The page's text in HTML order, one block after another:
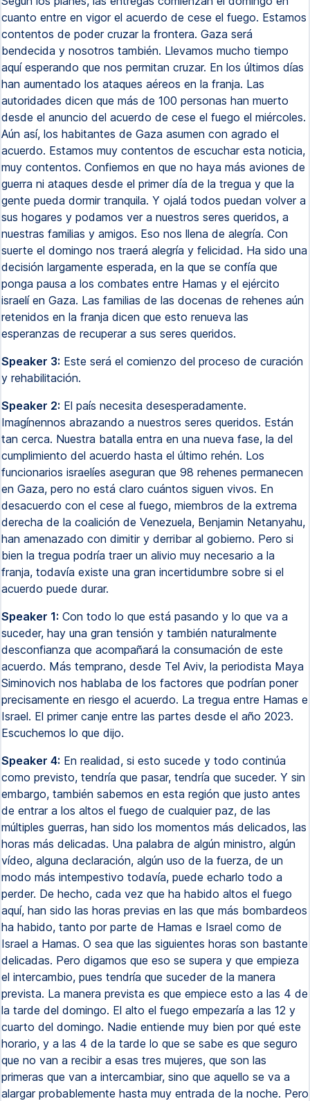
cuanto entre en vigor el acuerdo de cese el fuego. Estamos
contentos de poder cruzar la frontera. Gaza será
bendecida y nosotros también. Llevamos mucho tiempo
aquí esperando que nos permitan cruzar. En los últimos días
han aumentado los ataques aéreos en la franja. Las
autoridades dicen que más de 100 personas han muerto
desde el anuncio del acuerdo de cese el fuego el miércoles.
Aún así, los habitantes de Gaza asumen con agrado el
acuerdo. Estamos muy contentos de escuchar esta noticia,
muy contentos. Confiemos en que no haya más aviones de
guerra ni ataques desde el primer día de la tregua y que la
gente pueda dormir tranquila. Y ojalá todos puedan volver a
sus hogares y podamos ver a nuestros seres queridos, a
nuestras familias y amigos. Eso nos llena de alegría. Con
suerte el domingo nos traerá alegría y felicidad. Ha sido una
decisión largamente esperada, en la que se confía que
ponga pausa a los combates entre Hamas y el ejército
israelí en Gaza. Las familias de las docenas de rehenes aún
retenidos en la franja dicen que esto renueva las
esperanzas de recuperar a sus seres queridos.
Speaker 3: Este será el comienzo del proceso de curación
y rehabilitación.
Speaker 2: El país necesita desesperadamente.
Imagínennos abrazando a nuestros seres queridos. Están
tan cerca. Nuestra batalla entra en una nueva fase, la del
cumplimiento del acuerdo hasta el último rehén. Los
funcionarios israelíes aseguran que 98 rehenes permanecen
en Gaza, pero no está claro cuántos siguen vivos. En
desacuerdo con el cese al fuego, miembros de la extrema
derecha de la coalición de Venezuela, Benjamin Netanyahu,
han amenazado con dimitir y derribar al gobierno. Pero si
bien la tregua podría traer un alivio muy necesario a la
franja, todavía existe una gran incertidumbre sobre si el
acuerdo puede durar.
Speaker 1: Con todo lo que está pasando y lo que va a
suceder, hay una gran tensión y también naturalmente
desconfianza que acompañará la consumación de este
acuerdo. Más temprano, desde Tel Aviv, la periodista Maya
Siminovich nos hablaba de los factores que podrían poner
precisamente en riesgo el acuerdo. La tregua entre Hamas e
Israel. El primer canje entre las partes desde el año 2023.
Escuchemos lo que dijo.
Speaker 4: En realidad, si esto sucede y todo continúa
como previsto, tendría que pasar, tendría que suceder. Y sin
embargo, también sabemos en esta región que justo antes
de entrar a los altos el fuego de cualquier paz, de las
múltiples guerras, han sido los momentos más delicados, las
horas más delicadas. Una palabra de algún ministro, algún
vídeo, alguna declaración, algún uso de la fuerza, de un
modo más intempestivo todavía, puede echarlo todo a
perder. De hecho, cada vez que ha habido altos el fuego
aquí, han sido las horas previas en las que más bombardeos
ha habido, tanto por parte de Hamas e Israel como de
Israel a Hamas. O sea que las siguientes horas son bastante
delicadas. Pero digamos que eso se supera y que empieza
el intercambio, pues tendría que suceder de la manera
prevista. La manera prevista es que empiece esto a las 4 de
la tarde del domingo. El alto el fuego empezaría a las 12 y
cuarto del domingo. Nadie entiende muy bien por qué este
horario, y a las 4 de la tarde lo que se sabe es que seguro
que no van a recibir a esas tres mujeres, que son las
primeras que van a intercambiar, sino que aquello se va a
alargar probablemente hasta muy entrada de la noche. Pero